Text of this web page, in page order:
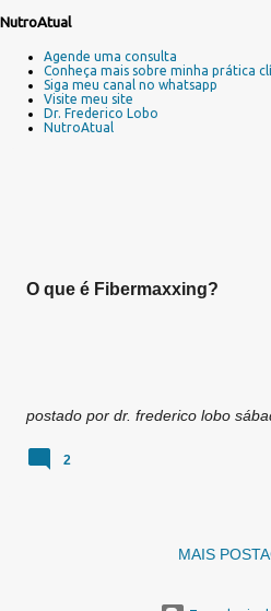
NutroAtual
Agende uma consulta
Conheça mais sobre minha prática
Siga meu canal no whatsapp
Visite meu site
Dr. Frederico Lobo
NutroAtual
O que é Fibermaxxing?
postado por dr. frederico lobo
2
MAIS